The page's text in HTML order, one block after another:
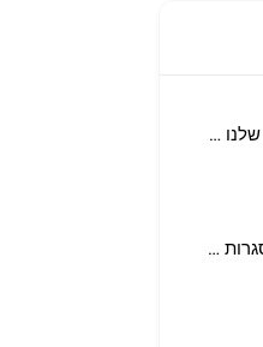
ספקטרה נדל״ן – הנסיון שלנו הבית שלכם
איתי פרידמן – שירותי מסגרות וריתוך עד הבית באריאל